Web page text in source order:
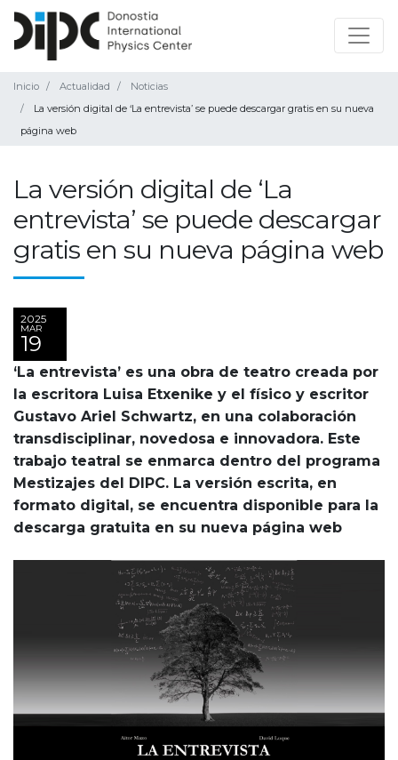
Inicio Actualidad
Noticias
La versión digital de ‘La entrevista’ se puede descargar gratis en su nueva
página web
La versión digital de ‘La
entrevista’ se puede descargar
gratis en su nueva página web
2025
MAR
19
‘La entrevista’ es una obra de teatro creada por
la escritora Luisa Etxenike y el físico y escritor
Gustavo Ariel Schwartz, en una colaboración
transdisciplinar, novedosa e innovadora. Este
trabajo teatral se enmarca dentro del programa
Mestizajes del DIPC. La versión escrita, en
formato digital, se encuentra disponible para la
descarga gratuita en su nueva página web